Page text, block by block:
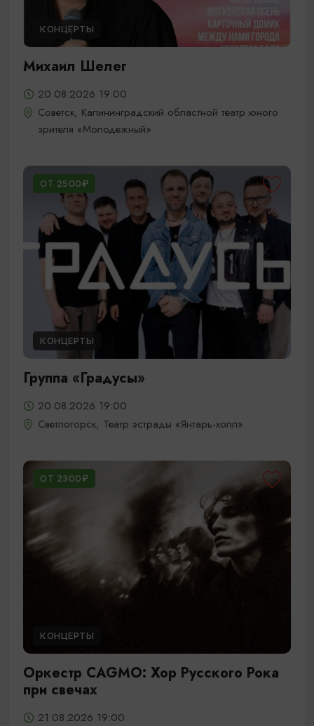
КОНЦЕРТЫ
Михаил Шелег
20.08.2026 19:00
Советск, Калининградский областной театр юного
зрителя «Молодежный»
ОТ 2500₽
КОНЦЕРТЫ
Группа «Градусы»
20.08.2026 19:00
Светлогорск, Театр эстрады «Янтарь-холл»
ОТ 2300₽
КОНЦЕРТЫ
Оркестр CAGMO: Хор Русского Рока
при свечах
21.08.2026 19:00